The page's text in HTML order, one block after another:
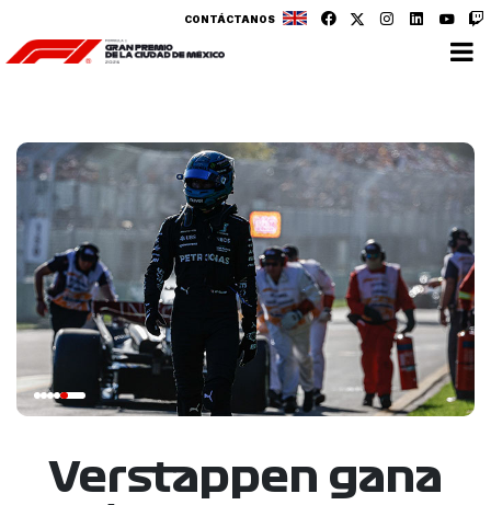
CONTÁCTANOS
Verstappen gana